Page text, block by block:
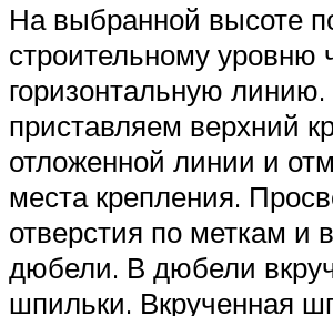
На выбранной высоте
строительному уровню
горизонтальную линию.
приставляем верхний
отложенной линии и
места крепления.
отверстия по меткам и
дюбели. В дюбели
шпильки. Вкрученная